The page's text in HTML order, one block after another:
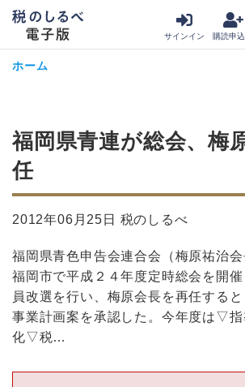
サインイン 購読申
ホーム
福岡県青連が総会、梅
任
2012年06月25日 税のしるべ
福岡県青色申告会連合会（梅原祐治会
福岡市で平成２４年度定時総会を開
員改選を行い、梅原会長を再任する
事業計画案を承認した。今年度は▽指
化▽税…